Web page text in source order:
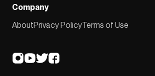
Company
AboutPrivacy PolicyTerms of Use